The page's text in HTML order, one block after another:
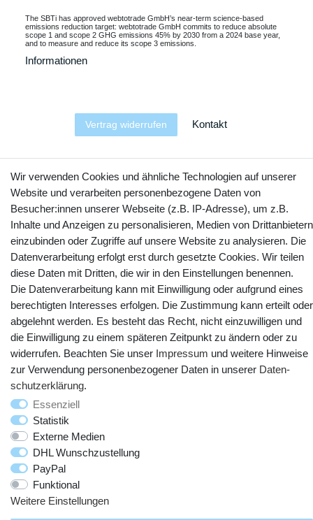
The SBTi has approved webtotrade GmbH’s near-term science-based
emissions reduction target: webtotrade GmbH commits to reduce absolute
scope 1 and scope 2 GHG emissions 45% by 2030 from a 2024 base year,
and to measure and reduce its scope 3 emissions.
Informationen
Vertrag widerrufen Kontakt
© Copyright 2025 webtotrade GmbH. Alle Rechte vorbehalten.
Wir verwenden Cookies und ähnliche Technologien auf unserer
Website und verarbeiten personenbezogene Daten von
Besucher:innen unserer Webseite (z.B. IP-Adresse), um z.B.
Inhalte und Anzeigen zu personalisieren, Medien von Drittanbietern
einzubinden oder Zugriffe auf unsere Website zu analysieren. Die
Datenverarbeitung erfolgt erst durch gesetzte Cookies. Wir teilen
diese Daten mit Dritten, die wir in den Einstellungen benennen.
Die Datenverarbeitung kann mit Einwilligung oder aufgrund eines
berechtigten Interesses erfolgen. Die Zustimmung kann erteilt oder
abgelehnt werden. Es besteht das Recht, nicht einzuwilligen und
die Einwilligung zu einem späteren Zeitpunkt zu ändern oder zu
widerrufen. Beachten Sie unser Impressum und weitere Hinweise
zur Verwendung personenbezogener Daten in unserer Daten­
schutz­erklärung.
Essenziell
Statistik
Externe Medien
DHL Wunschzustellung
PayPal
Funktional
Weitere Einstellungen